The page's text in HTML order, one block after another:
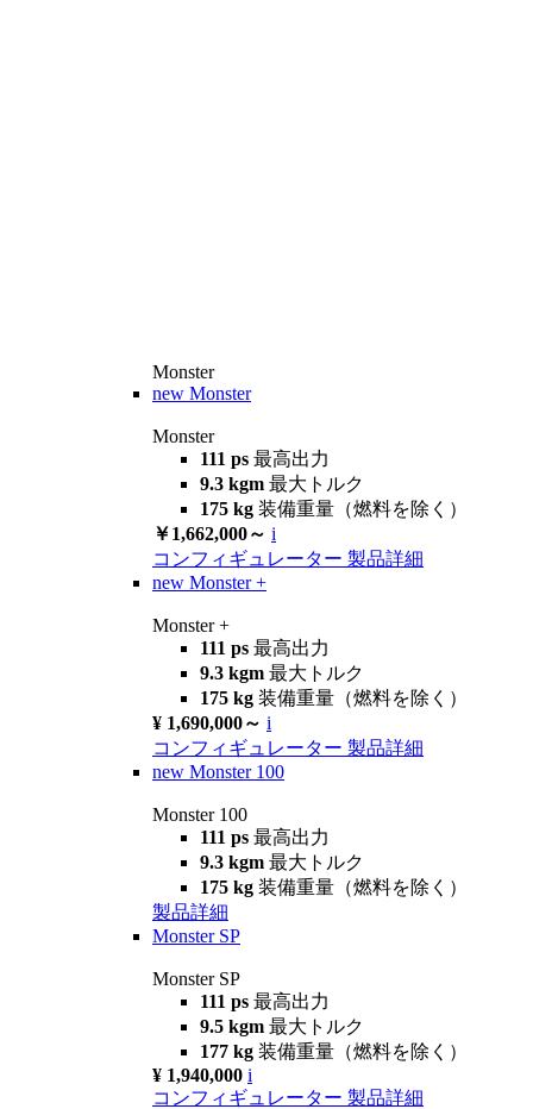
Monster
new Monster
Monster
111 ps 最高出力
9.3 kgm 最大トルク
175 kg 装備重量（燃料を除く）
￥1,662,000～ i
コンフィギュレーター 製品詳細
new Monster +
Monster +
111 ps 最高出力
9.3 kgm 最大トルク
175 kg 装備重量（燃料を除く）
¥ 1,690,000～ i
コンフィギュレーター 製品詳細
new Monster 100
Monster 100
111 ps 最高出力
9.3 kgm 最大トルク
175 kg 装備重量（燃料を除く）
製品詳細
Monster SP
Monster SP
111 ps 最高出力
9.5 kgm 最大トルク
177 kg 装備重量（燃料を除く）
¥ 1,940,000 i
コンフィギュレーター 製品詳細